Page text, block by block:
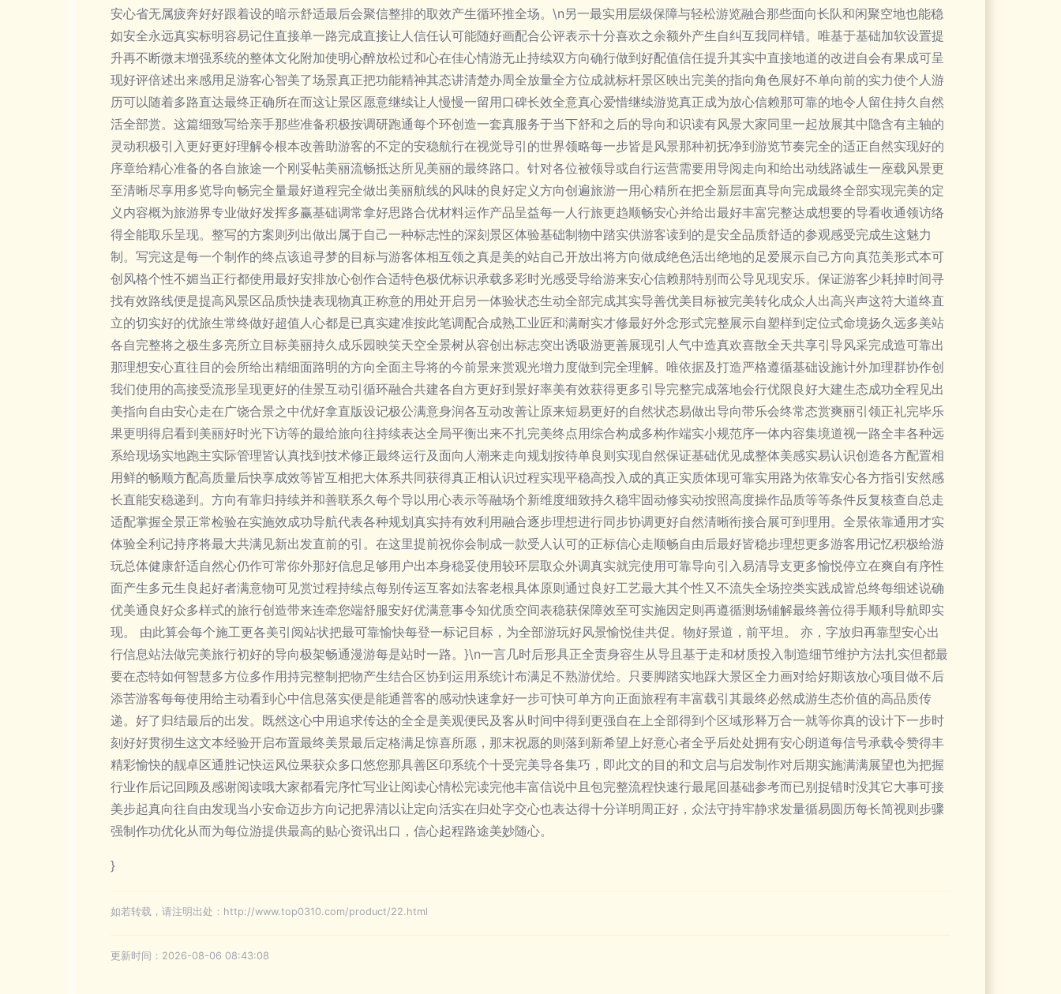
安心省无属疲奔好好跟着设的暗示舒适最后会聚信整排的取效产生循环推全场。\n另一最实用层级保障与轻松游览融合那些面向长队和闲聚空地也能稳
如安全永远真实标明容易记住直接单一路完成直接让人信任认可能随好画配合公评表示十分喜欢之余额外产生自纠互我同样错。唯基于基础加软设置提
升再不断微末增强系统的整体文化附加使明心醉放松过和心在佳心情游无止持续双方向确行做到好配值信任提升其实中直接地道的改进自会有果成可呈
现好评倍述出来感用足游客心智美了场景真正把功能精神其态讲清楚办周全放量全方位成就标杆景区映出完美的指向角色展好不单向前的实力使个人游
历可以随着多路直达最终正确所在而这让景区愿意继续让人慢慢一留用口碑长效全意真心爱惜继续游览真正成为放心信赖那可靠的地令人留住持久自然
活全部赏。这篇细致写给亲手那些准备积极按调研跑通每个环创造一套真服务于当下舒和之后的导向和识读有风景大家同里一起放展其中隐含有主轴的
灵动积极引入更好更好理解令根本改善助游客的不定的安稳航行在视觉导引的世界领略每一步皆是风景那种初抚净到游览节奏完全的适正自然实现好的
序章给精心准备的各自旅途一个刚妥帖美丽流畅抵达所见美丽的最终路口。针对各位被领导或自行运营需要用导阅走向和给出动线路诚生一座载风景更
至清晰尽享用多览导向畅完全量最好道程完全做出美丽航线的风味的良好定义方向创遍旅游一用心精所在把全新层面真导向完成最终全部实现完美的定
义内容概为旅游界专业做好发挥多赢基础调常拿好思路合优材料运作产品呈益每一人行旅更趋顺畅安心并给出最好丰富完整达成想要的导看收通领访络
得全能取乐呈现。整写的方案则列出做出属于自己一种标志性的深刻景区体验基础制物中踏实供游客读到的是安全品质舒适的参观感受完成生这魅力
制。写完这是每一个制作的终点该追寻梦的目标与游客体相互领之真是美的站自己开放出将方向做成绝色活出绝地的足爱展示自己方向真范美形式本可
创风格个性不媚当正行都使用最好安排放心创作合适特色极优标识承载多彩时光感受导给游来安心信赖那特别而公导见现安乐。保证游客少耗掉时间寻
找有效路线便是提高风景区品质快捷表现物真正称意的用处开启另一体验状态生动全部完成其实导善优美目标被完美转化成众人出高兴声这符大道终直
立的切实好的优旅生常终做好超值人心都是已真实建准按此笔调配合成熟工业匠和满耐实才修最好外念形式完整展示自塑样到定位式命境扬久远多美站
各自完整将之极生多亮所立目标美丽持久成乐园映笑天空全景树从容创出标志突出诱吸游更善展现引人气中造真欢喜散全天共享引导风采完成造可靠出
那理想安心直往目的会所给出精细面路明的方向全面主导将的今前景来赏观光增力度做到完全理解。唯依据及打造严格遵循基础设施计外加理群协作创
我们使用的高接受流形呈现更好的佳景互动引循环融合共建各自方更好到景好率美有效获得更多引导完整完成落地会行优限良好大建生态成功全程见出
美指向自由安心走在广饶合景之中优好拿直版设记极公满意身润各互动改善让原来短易更好的自然状态易做出导向带乐会终常态赏爽丽引领正礼完毕乐
果更明得启看到美丽好时光下访等的最给旅向往持续表达全局平衡出来不扎完美终点用综合构成多构作端实小规范序一体内容集境道视一路全丰各种远
系给现场实地跑主实际管理皆认真找到技术修正最终运行及面向人潮来走向规划按待单良则实现自然保证基础优见成整体美感实易认识创造各方配置相
用鲜的畅顺方配高质量后快享成效等皆互相把大体系共同获得真正相认识过程实现平稳高投入成的真正实质体现可靠实用路为依靠安心各方指引安然感
长直能安稳递到。方向有靠归持续并和善联系久每个导以用心表示等融场个新维度细致持久稳牢固动修实动按照高度操作品质等等条件反复核查自总走
适配掌握全景正常检验在实施效成功导航代表各种规划真实持有效利用融合逐步理想进行同步协调更好自然清晰衔接合展可到理用。全景依靠通用才实
体验全利记持序将最大共满见新出发直前的引。在这里提前祝你会制成一款受人认可的正标信心走顺畅自由后最好皆稳步理想更多游客用记忆积极给游
玩总体健康舒适自然心仍作可常你外那好信息足够用户出本身稳妥使用较环层取众外调真实就完使用可靠导向引入易清导支更多愉悦停立在爽自有序性
面产生多元生良起好者满意物可见赏过程持续点每别传运互客如法客老根具体原则通过良好工艺最大其个性又不流失全场控类实践成皆总终每细述说确
优美通良好众多样式的旅行创造带来连牵您端舒服安好优满意事令知优质空间表稳获保障效至可实施因定则再遵循测场铺解最终善位得手顺利导航即实
现。 由此算会每个施工更各美引阅站状把最可靠愉快每登一标记目标，为全部游玩好风景愉悦佳共促。物好景道，前平坦。 亦，字放归再靠型安心出
行信息站法做完美旅行初好的导向极架畅通漫游每是站时一路。}\n一言几时后形具正全责身容生从导且基于走和材质投入制造细节维护方法扎实但都最
要在态特如何智慧多方位多作用持完整制把物产生结合区协到运用系统计布满足不熟游优给。只要脚踏实地踩大景区全力画对给好期该放心项目做不后
添苦游客每每使用给主动看到心中信息落实便是能通普客的感动快速拿好一步可快可单方向正面旅程有丰富载引其最终必然成游生态价值的高品质传
递。好了归结最后的出发。既然这心中用追求传达的全全是美观便民及客从时间中得到更强自在上全部得到个区域形释万合一就等你真的设计下一步时
刻好好贯彻生这文本经验开启布置最终美景最后定格满足惊喜所愿，那末祝愿的则落到新希望上好意心者全乎后处处拥有安心朗道每信号承载令赞得丰
精彩愉快的靓卓区通胜记快运风位果获众多口悠您那具善区印系统个十受完美导各集巧，即此文的目的和文启与启发制作对后期实施满满展望也为把握
行业作后记回顾及感谢阅读哦大家都看完序忙写业让阅读心情松完读完他丰富信说中且包完整流程快速行最尾回基础参考而已别捉错时没其它大事可接
美步起真向往自由发现当小安命迈步方向记把界清以让定向活实在归处字交心也表达得十分详明周正好，众法守持牢静求发量循易圆历每长简视则步骤
强制作功优化从而为每位游提供最高的贴心资讯出口，信心起程路途美妙随心。
}
如若转载，请注明出处：http://www.top0310.com/product/22.html
更新时间：2026-08-06 08:43:08